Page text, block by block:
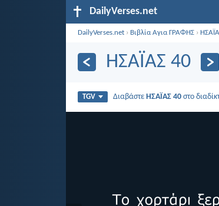
DailyVerses.net
DailyVerses.net › Βιβλία Αγια ΓΡΑΦΗΣ ›
ΗΣΑΪΑΣ 40
TGV Διαβάστε ΗΣΑΪΑΣ 40 στο